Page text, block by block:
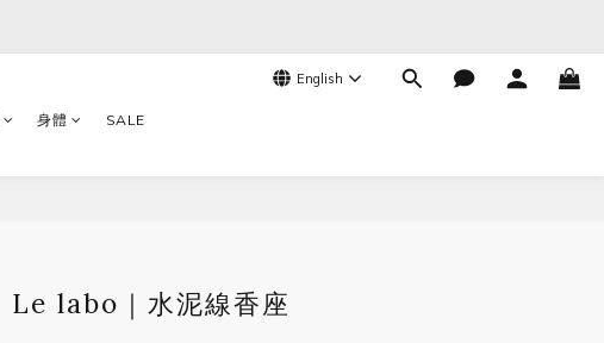
English
身體 SALE
Le labo｜水泥線香座